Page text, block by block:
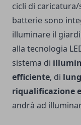
cicli di
batterie sono
illuminare il
alla tecnologia
sistema di
efficiente, di
riqualificazione
andrà ad